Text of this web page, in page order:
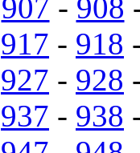
907 - 908
917 - 918
927 - 928
937 - 938